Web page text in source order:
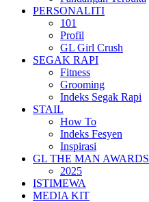
PERSONALITI
101
Profil
GL Girl Crush
SEGAK RAPI
Fitness
Grooming
Indeks Segak Rapi
STAIL
How To
Indeks Fesyen
Inspirasi
GL THE MAN AWARDS
2025
ISTIMEWA
MEDIA KIT